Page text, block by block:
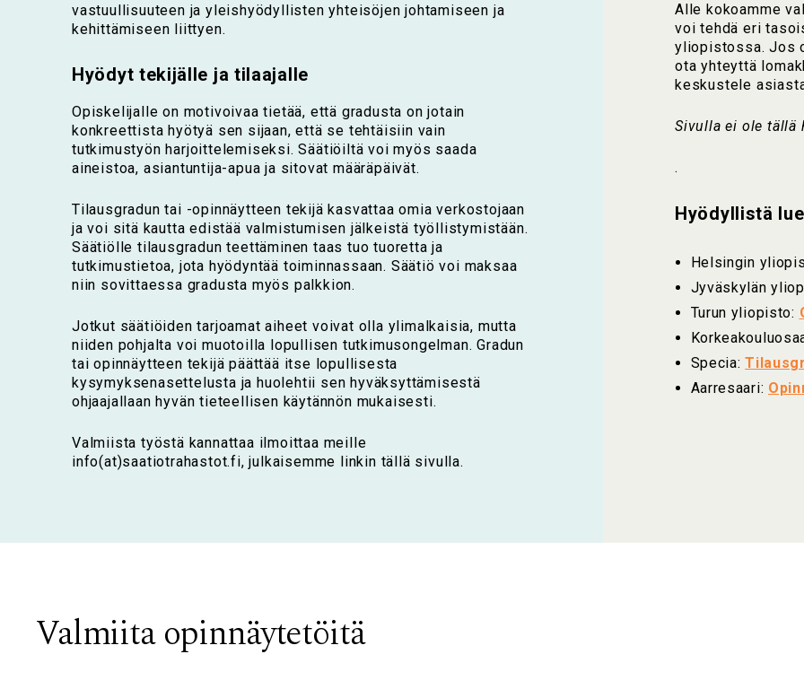
vastuullisuuteen ja yleishyödyllisten yhteisöjen johtamiseen ja
kehittämiseen liittyen.
Hyödyt tekijälle ja tilaajalle
Opiskelijalle on motivoivaa tietää, että gradusta on jotain
konkreettista hyötyä sen sijaan, että se tehtäisiin vain
tutkimustyön harjoittelemiseksi. Säätiöiltä voi myös saada
aineistoa, asiantuntija-apua ja sitovat määräpäivät.
Tilausgradun tai -opinnäytteen tekijä kasvattaa omia verkostojaan
ja voi sitä kautta edistää valmistumisen jälkeistä työllistymistään.
Säätiölle tilausgradun teettäminen taas tuo tuoretta ja
tutkimustietoa, jota hyödyntää toiminnassaan. Säätiö voi maksaa
niin sovittaessa gradusta myös palkkion.
Jotkut säätiöiden tarjoamat aiheet voivat olla ylimalkaisia, mutta
niiden pohjalta voi muotoilla lopullisen tutkimusongelman. Gradun
tai opinnäytteen tekijä päättää itse lopullisesta
kysymyksenasettelusta ja huolehtii sen hyväksyttämisestä
ohjaajallaan hyvän tieteellisen käytännön mukaisesti.
Valmiista työstä kannattaa ilmoittaa meille
info(at)saatiotrahastot.fi, julkaisemme linkin tällä sivulla.
Alle kokoamme
voi tehdä eri
yliopistossa. Jos
ota yhteyttä
keskustele
Sivulla ei ole tällä
.
Hyödyllistä
Helsingin
Jyväskylän
Turun yliopisto:
Specia:
Aarresaari:
Valmiita opinnäytetöitä